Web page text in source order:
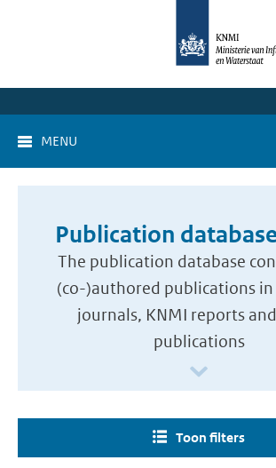
MENU
Publication
The publication database
(co-)authored publications
journals, KNMI reports
publications
Toon filters